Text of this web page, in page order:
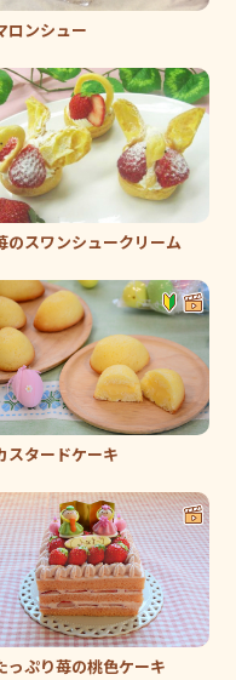
ロンシュー
のスワンシュークリーム
スタードケーキ
っぷり苺の桃色ケーキ